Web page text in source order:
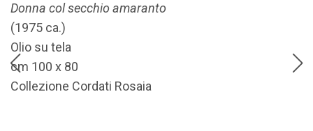
Donna col secchio amaranto
(1975 ca.)
Olio su tela
cm 100 x 80
Collezione Cordati Rosaia